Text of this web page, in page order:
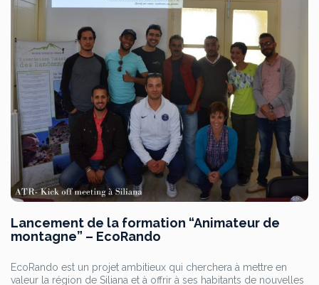
Lancement de la formation “Animateur de
montagne” – EcoRando
EcoRando est un projet ambitieux qui cherchera à mettre en
valeur la région de Siliana et à offrir à ses habitants de nouvelles